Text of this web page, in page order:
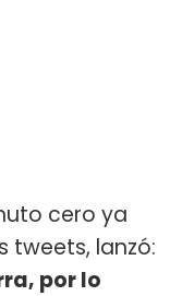
cero ya
tweets, lanzó:
por lo